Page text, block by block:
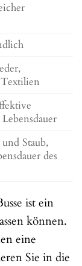
Staub,
des
ist ein
können.
eine
Sie in die